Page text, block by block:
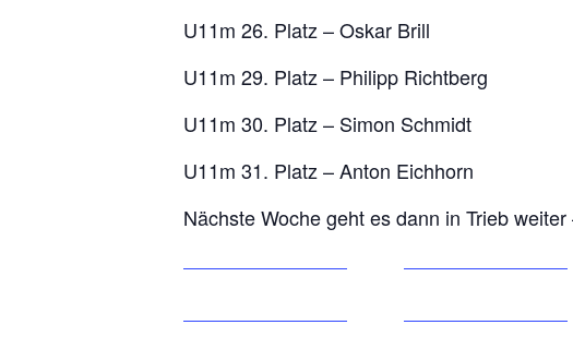
U11m 26. Platz – Oskar Brill
U11m 29. Platz – Philipp Richtberg
U11m 30. Platz – Simon Schmidt
U11m 31. Platz – Anton Eichhorn
Nächste Woche geht es dann in Trieb